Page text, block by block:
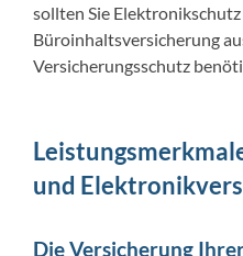
sollten Sie
Büroinhaltsversicherung
Versicherungsschutz
und
Die Versicherung